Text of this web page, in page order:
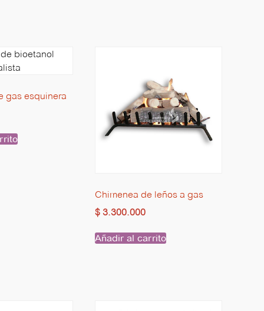
página
gas esquinera
Chimenea de leños a gas
$ 3.300.000
Añadir al carrito